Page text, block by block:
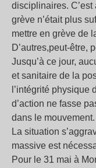
disciplinaires.
grève n’était plus
mettre en grève de
D’autres,peut-être,
Jusqu’à ce jour,
et sanitaire de la
l’intégrité physique
d’action ne fasse
dans le mouvement.
La situation
massive est
Pour le 31 mai à